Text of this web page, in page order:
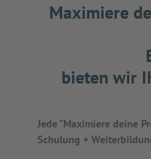
Maximiere
bieten wir
Jede "Maximiere deine
Schulung +